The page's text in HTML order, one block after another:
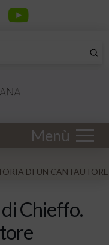
Menù
DI UN CANTAUTORE
Chieffo.